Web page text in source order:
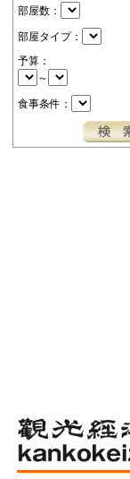
部屋数：
部屋タイプ：
予算：
～
食事条件：